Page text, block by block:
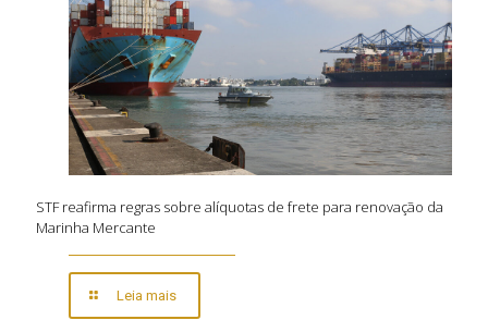
STF reafirma regras sobre alíquotas de frete para renovação da
Marinha Mercante
Leia mais